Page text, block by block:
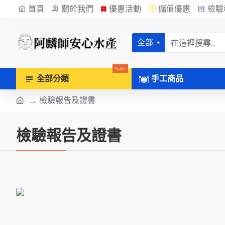
首頁 關於我們 優惠活動 儲值優惠 檢
全部
全部分類
Sale
手工商品
檢驗報告及證書
檢驗報告及證書